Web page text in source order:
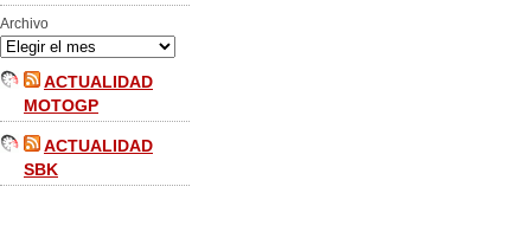
Archivo
ACTUALIDAD
MOTOGP
ACTUALIDAD
SBK